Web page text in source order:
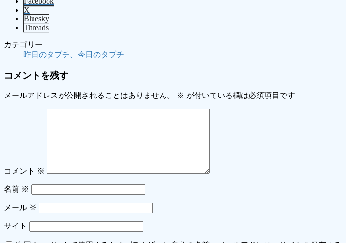
X
Bluesky
Threads
カテゴリー
昨日のタブチ、今日のタブチ
コメントを残す
メールアドレスが公開されることはありません。 ※ が付いている欄は必須項目です
コメント ※
名前 ※
メール ※
サイト